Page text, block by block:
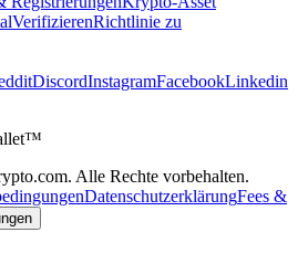
VerifizierenRichtlinie zu
DiscordInstagramFacebookLinkedin
Alle Rechte vorbehalten.
DatenschutzerklärungFees &